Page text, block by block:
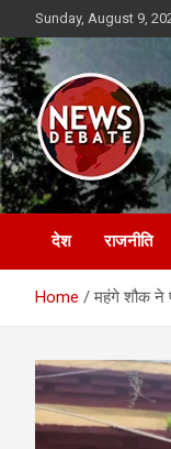
to
content
Sunday, August 9,
News
देश राजनीति
Home महंगे शौक ने